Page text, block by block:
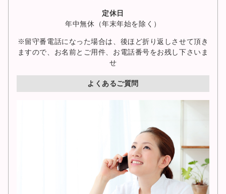
定休日
年中無休（年末年始を除く）
※留守番電話になった場合は、後ほど折り返しさせて頂き
ますので、お名前とご用件、お電話番号をお残し下さいま
せ
よくあるご質問